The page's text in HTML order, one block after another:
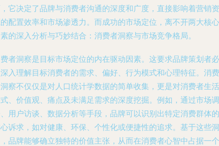
它决定了品牌与消费者沟通的深度和广度，直接影响着营销资
配置效率和市场渗透力。而成功的市场定位，离不开两大核心
的深入分析与巧妙结合：消费者洞察与市场竞争格局。
者洞察是目标市场定位的内在驱动因素。这要求品牌策划者必
入理解目标消费者的需求、偏好、行为模式和心理特征。消费
察不仅仅是对人口统计学数据的简单收集，更是对消费者生活
、价值观、痛点及未满足需求的深度挖掘。例如，通过市场调
用户访谈、数据分析等手段，品牌可以识别出特定消费群体的
诉求，如对健康、环保、个性化或便捷性的追求。基于这些洞
品牌能够确立独特的价值主张，从而在消费者心智中占据一个